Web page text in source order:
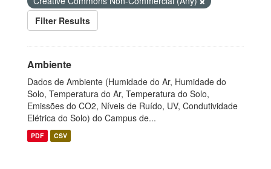
Filter Results
Ambiente
Dados de Ambiente (Humidade do Ar, Humidade do
Solo, Temperatura do Ar, Temperatura do Solo,
Emissões do CO2, Níveis de Ruído, UV, Condutividade
Elétrica do Solo) do Campus de...
PDF CSV